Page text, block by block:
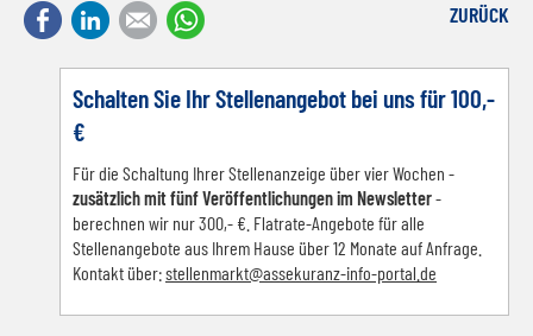
FacebookLinkedInE-mail ZURÜCK
Schalten Sie Ihr Stellenangebot bei uns für 100,-
€
Für die Schaltung Ihrer Stellenanzeige über vier Wochen -
zusätzlich mit fünf Veröffentlichungen im Newsletter-
berechnen wir nur 300,- €. Flatrate-Angebote für alle
Stellenangebote aus Ihrem Hause über 12 Monate auf Anfrage.
Kontakt über:stellenmarkt@assekuranz-info-portal.de